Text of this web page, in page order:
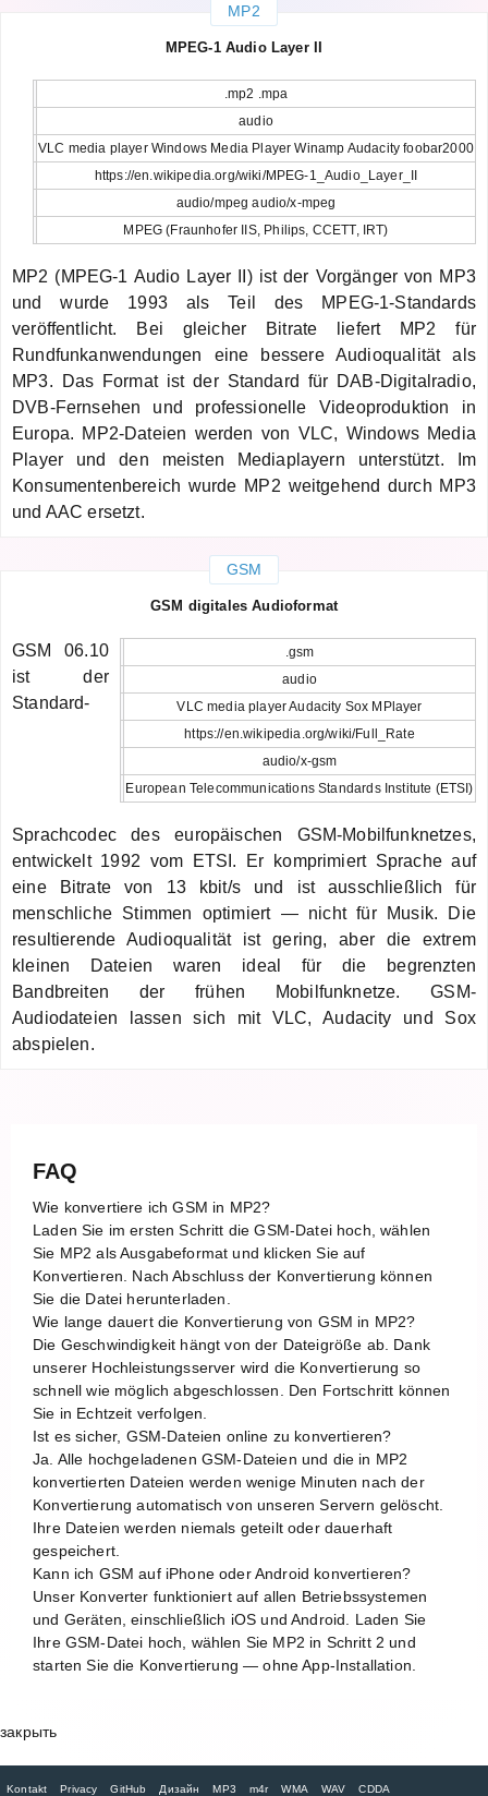
MP2
MPEG-1 Audio Layer II
.mp2 .mpa
audio
VLC media player Windows Media Player Winamp Audacity foobar2000
https://en.wikipedia.org/wiki/MPEG-1_Audio_Layer_II
audio/mpeg audio/x-mpeg
MPEG (Fraunhofer IIS, Philips, CCETT, IRT)
MP2 (MPEG-1 Audio Layer II) ist der Vorgänger von MP3
und wurde 1993 als Teil des MPEG-1-Standards
veröffentlicht. Bei gleicher Bitrate liefert MP2 für
Rundfunkanwendungen eine bessere Audioqualität als
MP3. Das Format ist der Standard für DAB-Digitalradio,
DVB-Fernsehen und professionelle Videoproduktion in
Europa. MP2-Dateien werden von VLC, Windows Media
Player und den meisten Mediaplayern unterstützt. Im
Konsumentenbereich wurde MP2 weitgehend durch MP3
und AAC ersetzt.
GSM
GSM digitales Audioformat
.gsm
audio
VLC media player Audacity Sox MPlayer
https://en.wikipedia.org/wiki/Full_Rate
audio/x-gsm
European Telecommunications Standards Institute (ETSI)
GSM 06.10
ist der
Standard-
Sprachcodec des europäischen GSM-Mobilfunknetzes,
entwickelt 1992 vom ETSI. Er komprimiert Sprache auf
eine Bitrate von 13 kbit/s und ist ausschließlich für
menschliche Stimmen optimiert — nicht für Musik. Die
resultierende Audioqualität ist gering, aber die extrem
kleinen Dateien waren ideal für die begrenzten
Bandbreiten der frühen Mobilfunknetze. GSM-
Audiodateien lassen sich mit VLC, Audacity und Sox
abspielen.
FAQ
Wie konvertiere ich GSM in MP2?
Laden Sie im ersten Schritt die GSM-Datei hoch, wählen
Sie MP2 als Ausgabeformat und klicken Sie auf
Konvertieren. Nach Abschluss der Konvertierung können
Sie die Datei herunterladen.
Wie lange dauert die Konvertierung von GSM in MP2?
Die Geschwindigkeit hängt von der Dateigröße ab. Dank
unserer Hochleistungsserver wird die Konvertierung so
schnell wie möglich abgeschlossen. Den Fortschritt können
Sie in Echtzeit verfolgen.
Ist es sicher, GSM-Dateien online zu konvertieren?
Ja. Alle hochgeladenen GSM-Dateien und die in MP2
konvertierten Dateien werden wenige Minuten nach der
Konvertierung automatisch von unseren Servern gelöscht.
Ihre Dateien werden niemals geteilt oder dauerhaft
gespeichert.
Kann ich GSM auf iPhone oder Android konvertieren?
Unser Konverter funktioniert auf allen Betriebssystemen
und Geräten, einschließlich iOS und Android. Laden Sie
Ihre GSM-Datei hoch, wählen Sie MP2 in Schritt 2 und
starten Sie die Konvertierung — ohne App-Installation.
закрыть
Kontakt Privacy GitHub Дизайн MP3 m4r WMA WAV CDDA